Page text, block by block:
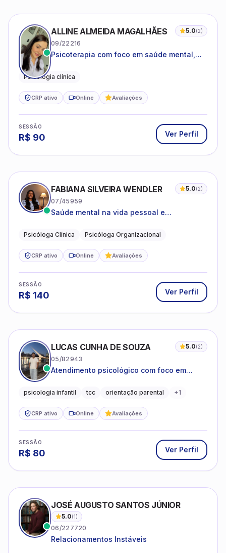
ALLINE ALMEIDA MAGALHÃES 5.0(2)
09/22216
Psicoterapia com foco em saúde mental,
adolescentes e adultos.
Psicologia clínica
CRP ativo Online Avaliações
SESSÃO
R$ 90 Ver Perfil
FABIANA SILVEIRA WENDLER 5.0(2)
07/45959
Saúde mental na vida pessoal e
Psicóloga Clínica Psicóloga Organizacional
CRP ativo Online Avaliações
SESSÃO
R$ 140 Ver Perfil
LUCAS CUNHA DE SOUZA 5.0(2)
05/82943
Atendimento psicológico com foco em
promovendo equilíbrio emocional e
psicologia infantil tcc orientação parental +1
CRP ativo Online Avaliações
SESSÃO
R$ 80 Ver Perfil
JOSÉ AUGUSTO SANTOS JÚNIOR
5.0(1)
06/227720
Relacionamentos Instáveis